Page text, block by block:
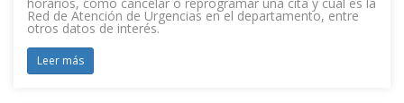
Red de Atención de Urgencias en el departamento, entre
otros datos de interés.
Leer más